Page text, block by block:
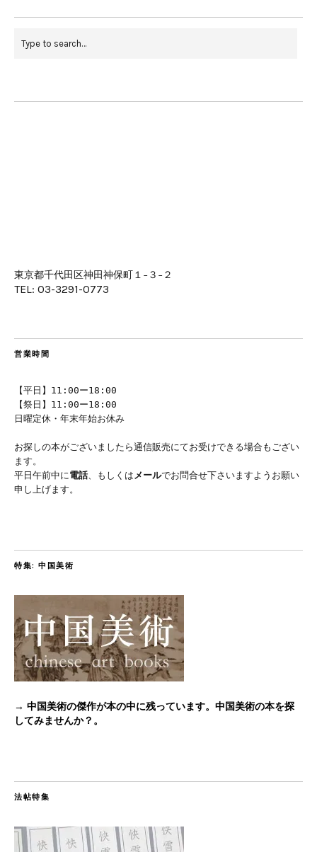
東京都千代田区神田神保町１−３−２
TEL: 03-3291-0773
営業時間
【平日】11:00ー18:00
【祭日】11:00ー18:00
日曜定休・年末年始お休み
お探しの本がございましたら通信販売にてお受けできる場合もござい
ます。
平日午前中に電話、もしくはメールでお問合せ下さいますようお願い
申し上げます。
特集: 中国美術
→ 中国美術の傑作が本の中に残っています。中国美術の本を探
してみませんか？。
法帖特集